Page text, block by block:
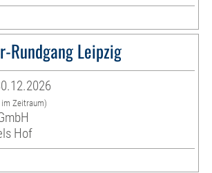
Rundgang Leipzig
Zeitraum)
Hof